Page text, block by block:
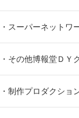
・スーパーネットワ
・その他博報堂ＤＹ
・制作プロダクショ